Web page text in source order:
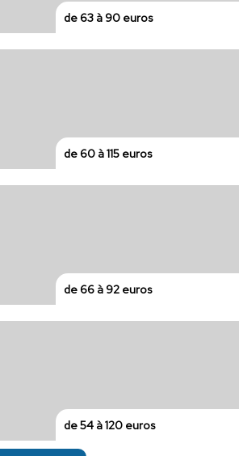
de 63 à 90 euros
de 60 à 115 euros
de 66 à 92 euros
de 54 à 120 euros